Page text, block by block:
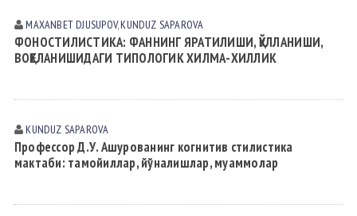
MAXANBET DJUSUPOV,KUNDUZ SАPАROVА
ФОНОСТИЛИСТИКА: ФАННИНГ ЯРАТИЛИШИ, ҚЎЛЛАНИШИ,
ВОҚЕЛАНИШИДАГИ ТИПОЛОГИК ХИЛМА-ХИЛЛИК
KUNDUZ SАPАROVА
Профессор Д.У. Ашурованинг когнитив стилистика
мактаби: тамойиллар, йўналишлар, муаммолар